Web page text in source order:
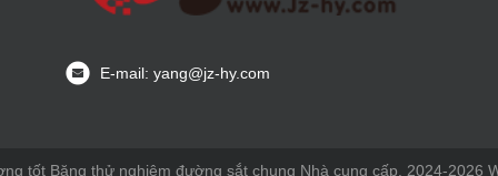
E-mail: yang@jz-hy.com
tốt Băng thử nghiệm đường sắt chung Nhà cung cấp. 2024-2026